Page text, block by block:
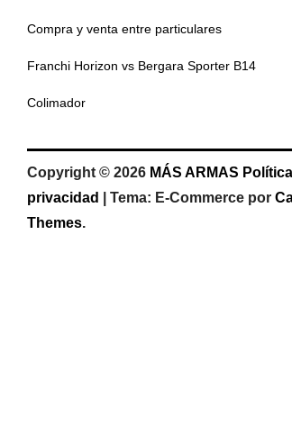
Compra y venta entre particulares
Franchi Horizon vs Bergara Sporter B14
Colimador
Copyright © 2026 MÁS ARMAS
privacidad
Tema: E-Commerce por
Themes.